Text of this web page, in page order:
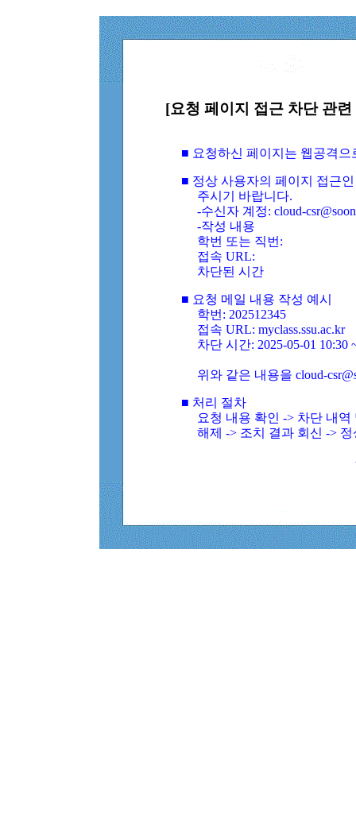
[요청 페이지 접근 차단 관
■ 요청하신 페이지는 웹공격
■ 정상 사용자의 페이지 접근
주시기 바랍니다.
-수신자 계정: cloud-
-작성 내용
학번 또는 직번:
접속 URL:
차단된 시간
■ 요청 메일 내용 작성 예시
학번: 202512345
접속 URL: myclass.ssu.ac.kr
차단 시간: 2025-05-01 10:30
위와 같은 내용을 cloud-
■ 처리 절차
요청 내용 확인 -> 차단 내
해제 -> 조치 결과 회신 ->